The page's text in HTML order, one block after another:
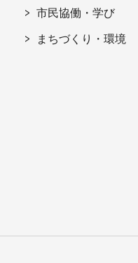
市民協働・学び
まちづくり・環境